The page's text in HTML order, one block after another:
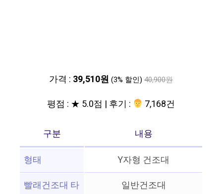
가격 : 39,510원 (3% 할인) 40,900원
평점 : ★ 5.0점 | 후기 : ‍‍ 7,168건
구분
내용
형태
Y자형 건조대
빨래건조대 타
일반건조대